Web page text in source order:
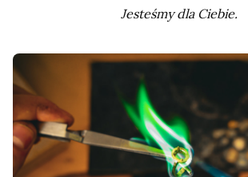
Jesteśmy dla Ciebie.